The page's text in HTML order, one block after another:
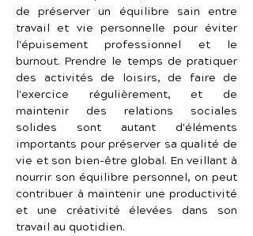
de préserver un équilibre sain entre
travail et vie personnelle pour éviter
l'épuisement professionnel et le
burnout. Prendre le temps de pratiquer
des activités de loisirs, de faire de
l'exercice régulièrement, et de
maintenir des relations sociales
solides sont autant d'éléments
importants pour préserver sa qualité de
vie et son bien-être global. En veillant à
nourrir son équilibre personnel, on peut
contribuer à maintenir une productivité
et une créativité élevées dans son
travail au quotidien.